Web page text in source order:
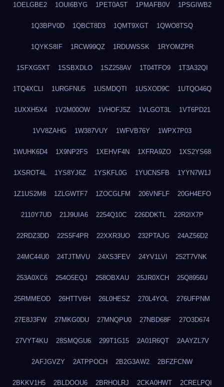
1OELGBE2 1OUI6BYG 1PET0A5T 1PMAFB0V 1PSGIWB2
1Q3BPV0D 1QBCT8D3 1QMT9XGT 1QWO8TSQ
1QYKS8IF 1RCW99QZ 1RDUWSSK 1RYOMZPR
1SFXG5XT 1SSBXDLO 1SZ258AV 1T04TFO9 1T3A32QI
1TQ4XCLI 1URGFNU5 1USMDQTI 1USXOD9C 1UTQO46Q
1UXXH5X4 1V2M00OW 1VHOFJ5Z 1VLGOT3L 1VT6PD21
1VV8ZAHG 1W387VUY 1WFVB76Y 1WPX7P03
1WUHK6D4 1X9NP2FS 1XEHVF4N 1XFRA9ZO 1XS2YS68
1XSROT4L 1YS8YJ6Z 1YSKFL0G 1YUCNSFB 1YYN7W1J
1Z1US2M8 1ZLGWTF7 1ZOCGLFM 206VNFLF 20GH4EFO
2110Y7UD 21J9UIA6 2254Q10C 226DDKTL 22R2IX7P
22RDZ3DD 22S5F4PR 22XXR3UO 232PTAJG 24AZ56D2
24MC44U0 24TJTMVU 24XS3FEV 24YV1LVI 252T7VNK
253A0XC6 254O5EQJ 258OBXAU 25JR0XCH 25Q8956U
25RMMEOD 26HTTV6H 26L0HESZ 270L4YOL 276UFPNM
27E8J3FW 27MKG0DU 27MNQPU0 27NBD68F 27O3D674
27VYT4KU 28SMQGU6 299T1G15 2A01R6QT 2AAYZL7V
2AFJGVZY 2ATPPOCH 2B2G3AW2 2BFZFCNW
2BKKV1H5 2BLDOOU6 2BRHOLRJ 2CKA0HWT 2CRELPQI